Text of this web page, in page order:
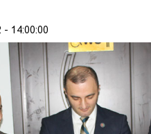
- 14:00:00